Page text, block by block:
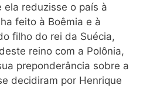
ela reduzisse o país à
feito à Boêmia e à
filho do rei da Suécia,
reino com a Polônia,
preponderância sobre a
decidiram por Henrique